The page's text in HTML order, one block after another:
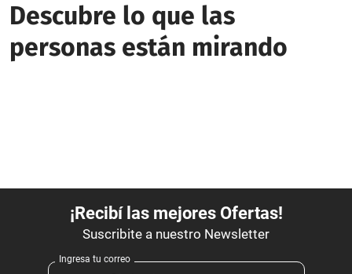
Descubre lo que las
personas están mirando